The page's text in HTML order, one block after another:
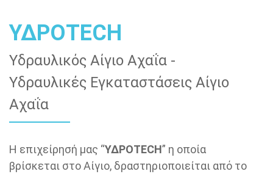
ΥΔΡΟTECH
Υδραυλικός Αίγιο Αχαΐα -
Υδραυλικές Εγκαταστάσεις Αίγιο
Αχαΐα
Η επιχείρησή μας “ΥΔΡΟTECH” η οποία
βρίσκεται στο Αίγιο, δραστηριοποιείται από το